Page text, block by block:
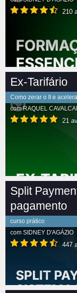
210
Ex-Tarifário
Como zerar o II e
comRAQUEL
21
Split
pagamento
curso prático
com SIDNEY D'AGÁZIO
447